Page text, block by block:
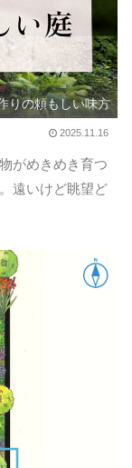
りの頼もしい味方
2025.11.16
がめきめき育つ
遠いけど眺望ど